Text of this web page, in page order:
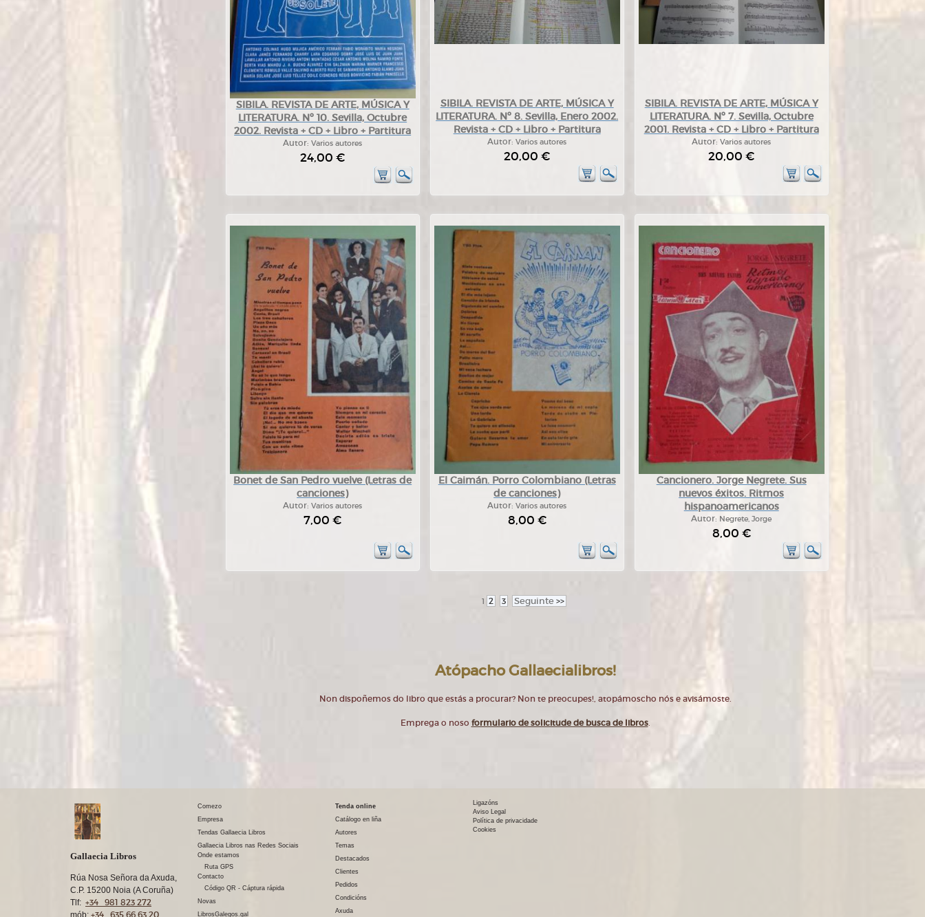
SIBILA. REVISTA DE ARTE, MÚSICA Y
LITERATURA. Nº 10. Sevilla, Octubre
2002. Revista + CD + Libro + Partitura
Autor:Varios autores
24,00 €
SIBILA. REVISTA DE ARTE, MÚSICA Y
LITERATURA. Nº 8. Sevilla, Enero 2002.
Revista + CD + Libro + Partitura
Autor:Varios autores
20,00 €
SIBILA. REVISTA DE ARTE, MÚSICA Y
LITERATURA. Nº 7. Sevilla, Octubre
2001. Revista + CD + Libro + Partitura
Autor:Varios autores
20,00 €
Bonet de San Pedro vuelve (Letras de
canciones)
Autor:Varios autores
7,00 €
El Caimán. Porro Colombiano (Letras
de canciones)
Autor:Varios autores
8,00 €
Cancionero. Jorge Negrete. Sus
nuevos éxitos. Ritmos
hispanoamericanos
Autor: Negrete, Jorge
8,00 €
1 2 3 Seguinte >>
Atópacho Gallaecialibros!
Non dispoñemos do libro que estás a procurar? Non te preocupes!, atopámoscho nós e avisámoste.
Emprega o noso formulario de solicitude de busca de libros.
Gallaecia Libros
Rúa Nosa Señora da Axuda,
C.P. 15200 Noia (A Coruña)
Tlf: +34 981 823 272
mób: +34 635 66 63 20
Comezo
Empresa
Tendas Gallaecia Libros
Gallaecia Libros nas Redes Sociais
Onde estamos
Ruta GPS
Contacto
Código QR - Cáptura rápida
Novas
LibrosGalegos.gal
Tenda online
Catálogo en liña
Autores
Temas
Destacados
Clientes
Pedidos
Condicións
Axuda
Ligazóns
Aviso Legal
Política de privacidade
Cookies